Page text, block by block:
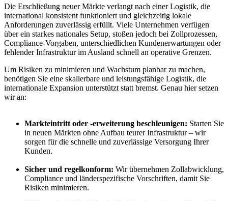
Die Erschließung neuer Märkte verlangt nach einer Logistik, die
international konsistent funktioniert und gleichzeitig lokale
Anforderungen zuverlässig erfüllt. Viele Unternehmen verfügen
über ein starkes nationales Setup, stoßen jedoch bei Zollprozessen,
Compliance-Vorgaben, unterschiedlichen Kundenerwartungen oder
fehlender Infrastruktur im Ausland schnell an operative Grenzen.
Um Risiken zu minimieren und Wachstum planbar zu machen,
benötigen Sie eine skalierbare und leistungsfähige Logistik, die
internationale Expansion unterstützt statt bremst. Genau hier setzen
wir an:
Markteintritt oder -erweiterung beschleunigen: Starten Sie
in neuen Märkten ohne Aufbau teurer Infrastruktur – wir
sorgen für die schnelle und zuverlässige Versorgung Ihrer
Kunden.
Sicher und regelkonform: Wir übernehmen Zollabwicklung,
Compliance und länderspezifische Vorschriften, damit Sie
Risiken minimieren.